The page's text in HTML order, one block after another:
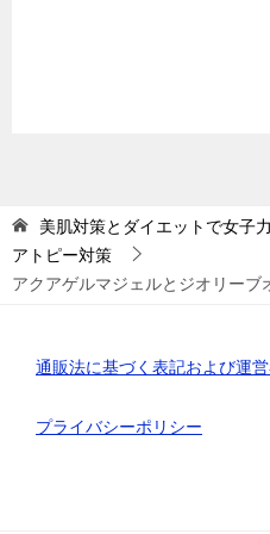
美肌対策とダイエットで女子
アトピー対策
アクアゲルマジェルとジオリーブ
通販法に基づく表記および運
プライバシーポリシー